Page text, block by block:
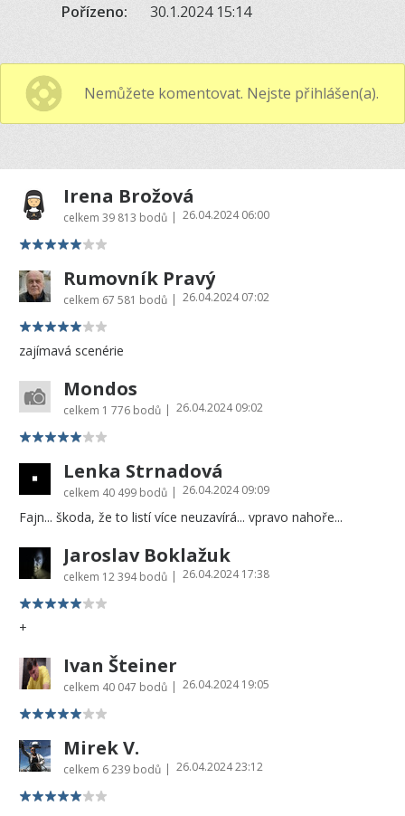
Pořízeno:
30.1.2024 15:14
Nemůžete komentovat. Nejste přihlášen(a).
Irena Brožová
celkem 39 813 bodů | 26.04.2024 06:00
Rumovník Pravý
celkem 67 581 bodů | 26.04.2024 07:02
zajímavá scenérie
Mondos
celkem 1 776 bodů | 26.04.2024 09:02
Lenka Strnadová
celkem 40 499 bodů | 26.04.2024 09:09
Fajn... škoda, že to listí více neuzavírá... vpravo nahoře...
Jaroslav Boklažuk
celkem 12 394 bodů | 26.04.2024 17:38
+
Ivan Šteiner
celkem 40 047 bodů | 26.04.2024 19:05
Mirek V.
celkem 6 239 bodů | 26.04.2024 23:12